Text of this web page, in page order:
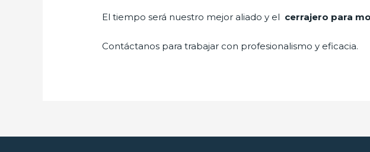
El tiempo será nuestro mejor aliado y el cerrajero para
Contáctanos para trabajar con profesionalismo y eficacia.